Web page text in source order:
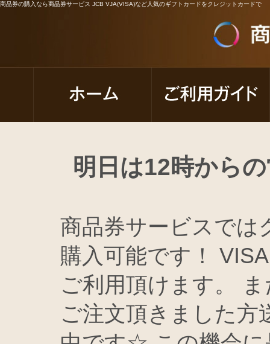
商品券の購入なら商品券サービス JCB VJA(VISA)など人気のギフトカードをクレジットカードで
明日は12時から
商品券サービスでは
購入可能です！
ご利用頂けます。
ご注文頂きました方